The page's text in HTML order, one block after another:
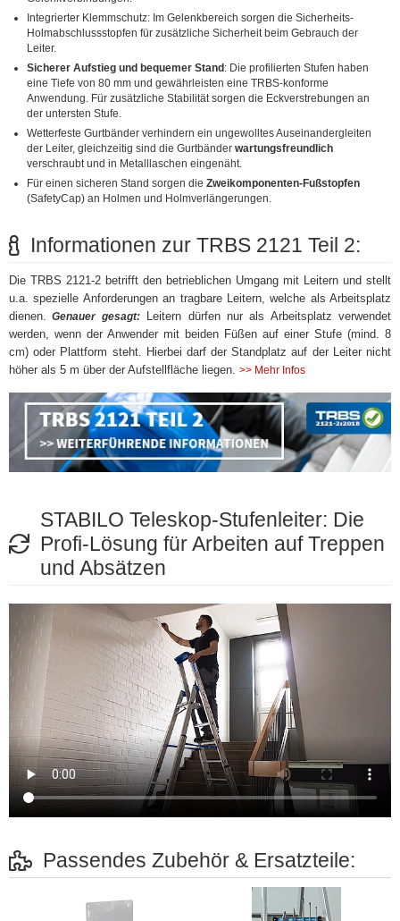
Integrierter Klemmschutz: Im Gelenkbereich sorgen die Sicherheits-
Holmabschlussstopfen für zusätzliche Sicherheit beim Gebrauch der
Leiter.
Sicherer Aufstieg und bequemer Stand: Die profilierten Stufen haben
eine Tiefe von 80 mm und gewährleisten eine TRBS-konforme
Anwendung. Für zusätzliche Stabilität sorgen die Eckverstrebungen an
der untersten Stufe.
Wetterfeste Gurtbänder verhindern ein ungewolltes Auseinandergleiten
der Leiter, gleichzeitig sind die Gurtbänder wartungsfreundlich
verschraubt und in Metalllaschen eingenäht.
Für einen sicheren Stand sorgen die Zweikomponenten-Fußstopfen
(SafetyCap) an Holmen und Holmverlängerungen.
Informationen zur TRBS 2121 Teil 2:
Die TRBS 2121-2 betrifft den betrieblichen Umgang mit Leitern und stellt
u.a. spezielle Anforderungen an tragbare Leitern, welche als Arbeitsplatz
dienen.
Genauer gesagt:Leitern dürfen nur als Arbeitsplatz verwendet
werden, wenn der Anwender mit beiden Füßen auf einer Stufe (mind. 8
cm) oder Plattform steht. Hierbei darf der Standplatz auf der Leiter nicht
höher als 5 m über der Aufstellfläche liegen. >> Mehr Infos
STABILO Teleskop-Stufenleiter: Die
Profi-Lösung für Arbeiten auf Treppen
und Absätzen
Passendes Zubehör & Ersatzteile: